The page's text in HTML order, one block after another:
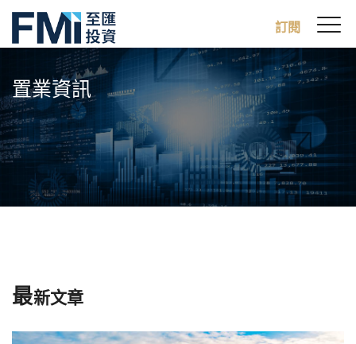
main
content
訂閱
置業資訊
最新文章